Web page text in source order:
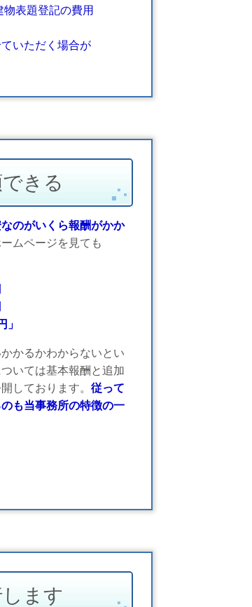
題登記の費用
いただく場合が
きる
のがいくら報酬がかか
ムページを見ても
かるかわからないとい
いては基本報酬と追加
しております。 従って
も当事務所の特徴の一
ます